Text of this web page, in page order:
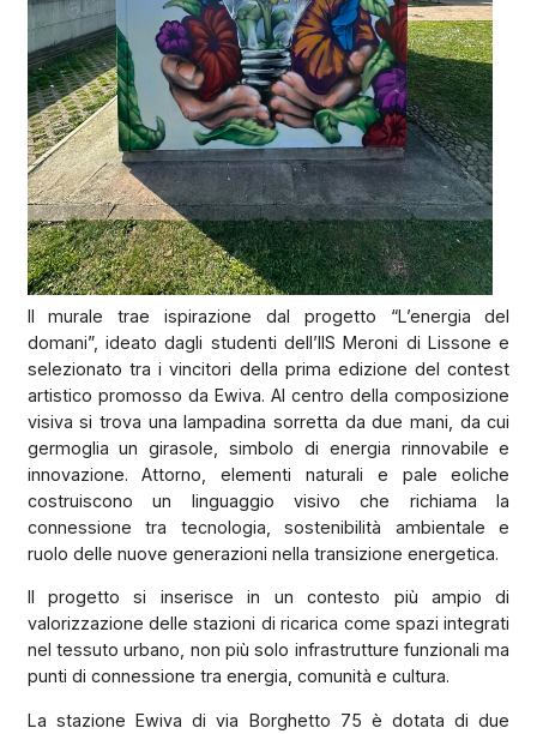
Il murale trae ispirazione dal progetto “L’energia del
domani”, ideato dagli studenti dell’IIS Meroni di Lissone e
selezionato tra i vincitori della prima edizione del contest
artistico promosso da Ewiva. Al centro della composizione
visiva si trova una lampadina sorretta da due mani, da cui
germoglia un girasole, simbolo di energia rinnovabile e
innovazione. Attorno, elementi naturali e pale eoliche
costruiscono un linguaggio visivo che richiama la
connessione tra tecnologia, sostenibilità ambientale e
ruolo delle nuove generazioni nella transizione energetica.
Il progetto si inserisce in un contesto più ampio di
valorizzazione delle stazioni di ricarica come spazi integrati
nel tessuto urbano, non più solo infrastrutture funzionali ma
punti di connessione tra energia, comunità e cultura.
La stazione Ewiva di via Borghetto 75 è dotata di due